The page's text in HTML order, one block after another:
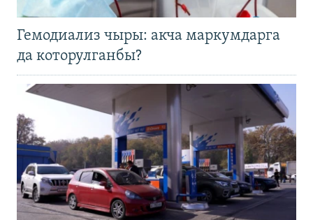
Гемодиализ чыры: акча маркумдарга
да которулганбы?